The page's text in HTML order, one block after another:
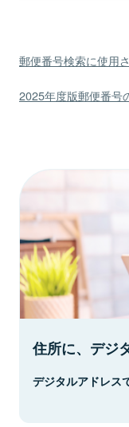
郵便番号検索に使用
2025年度版郵便番号
住所に、デジ
デジタルアドレス